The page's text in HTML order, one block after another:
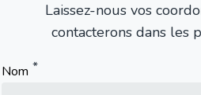
Laissez-nous vos
contacterons dans les
Nom